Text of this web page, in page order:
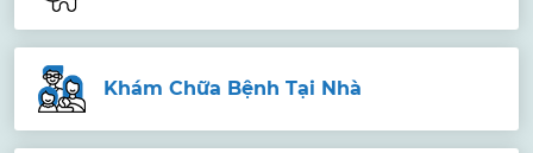
Khám Chữa Bệnh Tại Nhà